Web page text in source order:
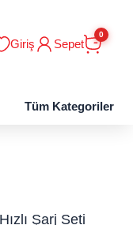
Giriş Sepet
0
Tüm Kategoriler
Şarj Seti